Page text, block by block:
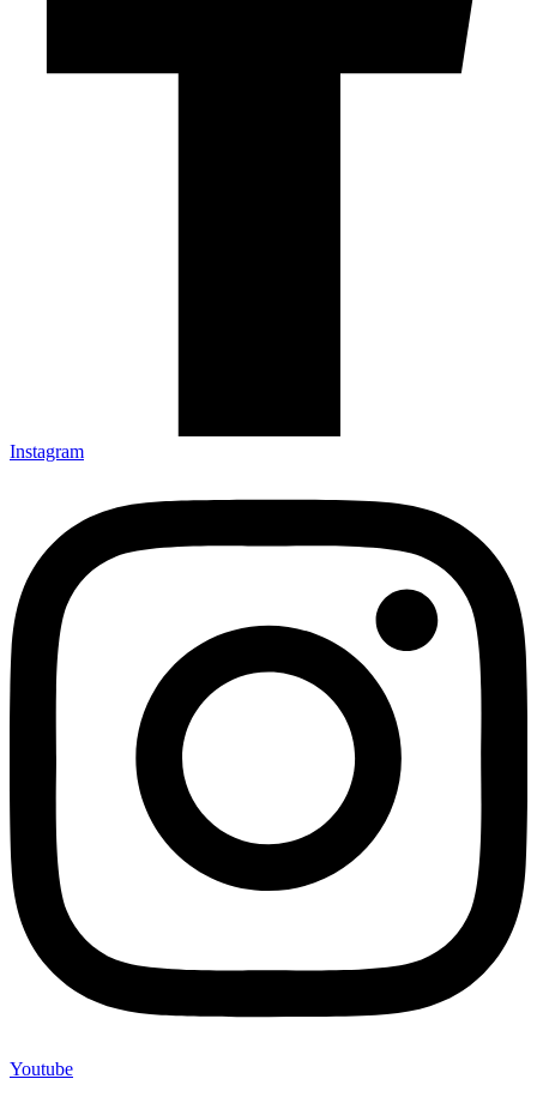
Instagram
Youtube